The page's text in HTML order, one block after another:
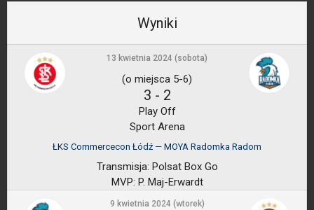
Wyniki
13 kwietnia 2024 (sobota)
(o miejsca 5-6)
3 - 2
Play Off
Sport Arena
ŁKS Commercecon Łódź — MOYA Radomka Radom
Transmisja: Polsat Box Go
MVP: P. Maj-Erwardt
9 kwietnia 2024 (wtorek)